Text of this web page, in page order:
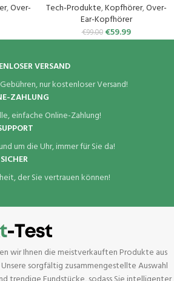
mit
,Over-
Codec – Hi-Res Audio Wireless &
Wired – Schnellladefunktion – 49
Stunden Spielzeit – Over Ear
Bluetooth V5.2 – Schwarz
Tech-Produkte,Kopfhörer,Over-
Ear-Kopfhörer
€99.00 €59.99
VERSAND
nur kostenloser Versand!
ZAHLUNG
einfache Online-Zahlung!
um die Uhr, immer für Sie da!
der Sie vertrauen können!
wir Ihnen die meistverkauften Produkte aus
sorgfältig zusammengestellte Auswahl